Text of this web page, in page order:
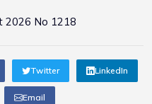
2026 No 1218
Twitter LinkedIn
Email